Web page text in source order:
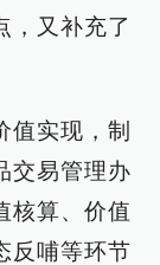
，又补充了
值实现，制
交易管理办
核算、价值
反哺等环节